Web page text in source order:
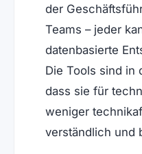
der
Teams – jeder
datenbasierte
Die Tools sind in
dass sie für
weniger
verständlich und